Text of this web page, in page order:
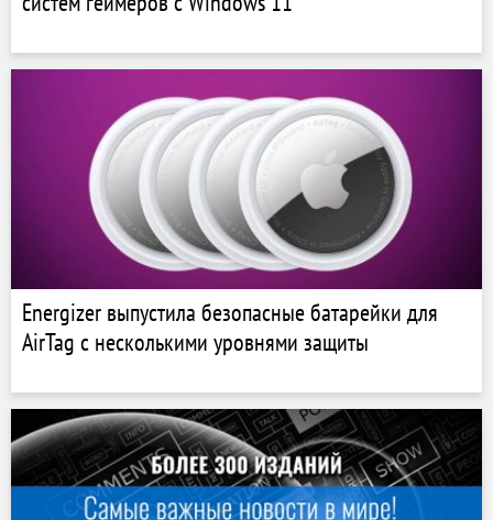
Energizer выпустила безопасные батарейки для
AirTag с несколькими уровнями защиты